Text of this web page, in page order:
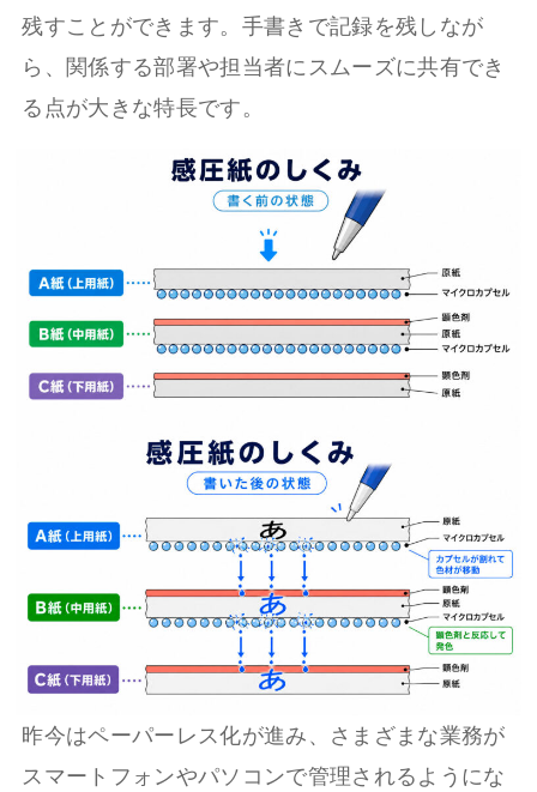
残すことができます。手書きで記録を残しなが
ら、関係する部署や担当者にスムーズに共有でき
る点が大きな特長です。
昨今はペーパーレス化が進み、さまざまな業務が
スマートフォンやパソコンで管理されるようにな